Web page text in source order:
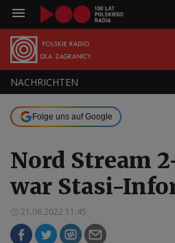
NACHRICHTEN
Folge uns auf Google
Nord Stream
war Stasi-
21.06.2022 11:45